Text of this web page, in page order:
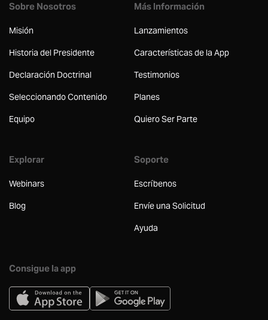
Sobre Nosotros
Misión
Historia del Presidente
Declaración Doctrinal
Seleccionando Contenido
Equipo
Más Información
Lanzamientos
Características de la App
Testimonios
Planes
Quiero Ser Parte
Explorar
Webinars
Blog
Soporte
Escríbenos
Envíe una Solicitud
Ayuda
Consigue la app